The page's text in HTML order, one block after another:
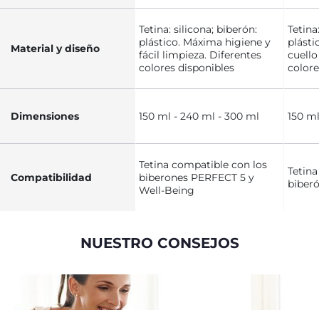
Material y diseño
Tetina: silicona; biberón:
plástico. Máxima higiene y
fácil limpieza. Diferentes
colores disponibles
Dimensiones 150 ml - 240 ml - 300 ml 150
Compatibilidad
Tetina compatible con los
biberones PERFECT 5 y
Well-Being
NUESTRO CONSEJOS